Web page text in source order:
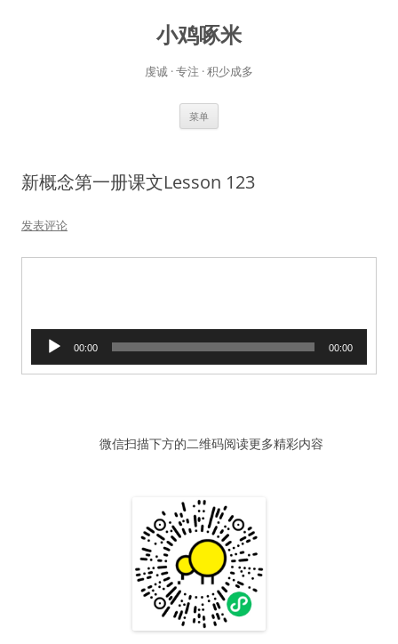
小鸡啄米
虔诚 · 专注 · 积少成多
菜单
新概念第一册课文Lesson 123
发表评论
播
00:00 00:00
微信扫描下方的二维码阅读更多精彩内容